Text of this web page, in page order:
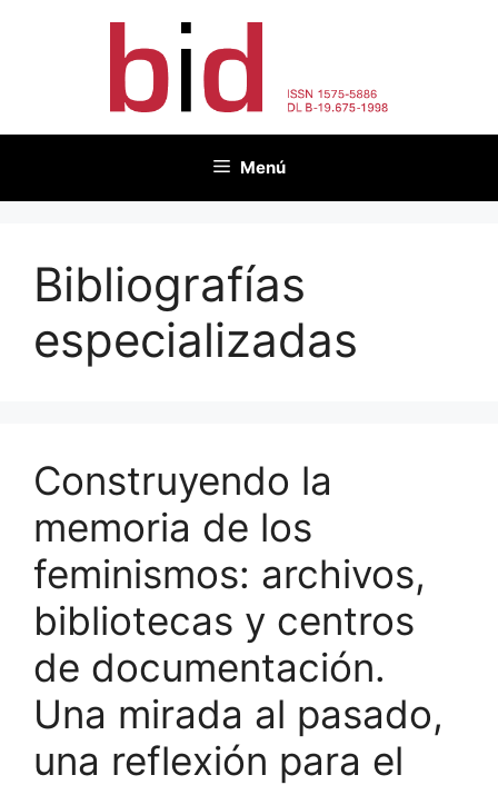
Menú
Bibliografías
especializadas
Construyendo la
memoria de los
feminismos: archivos,
bibliotecas y centros
de documentación.
Una mirada al pasado,
una reflexión para el